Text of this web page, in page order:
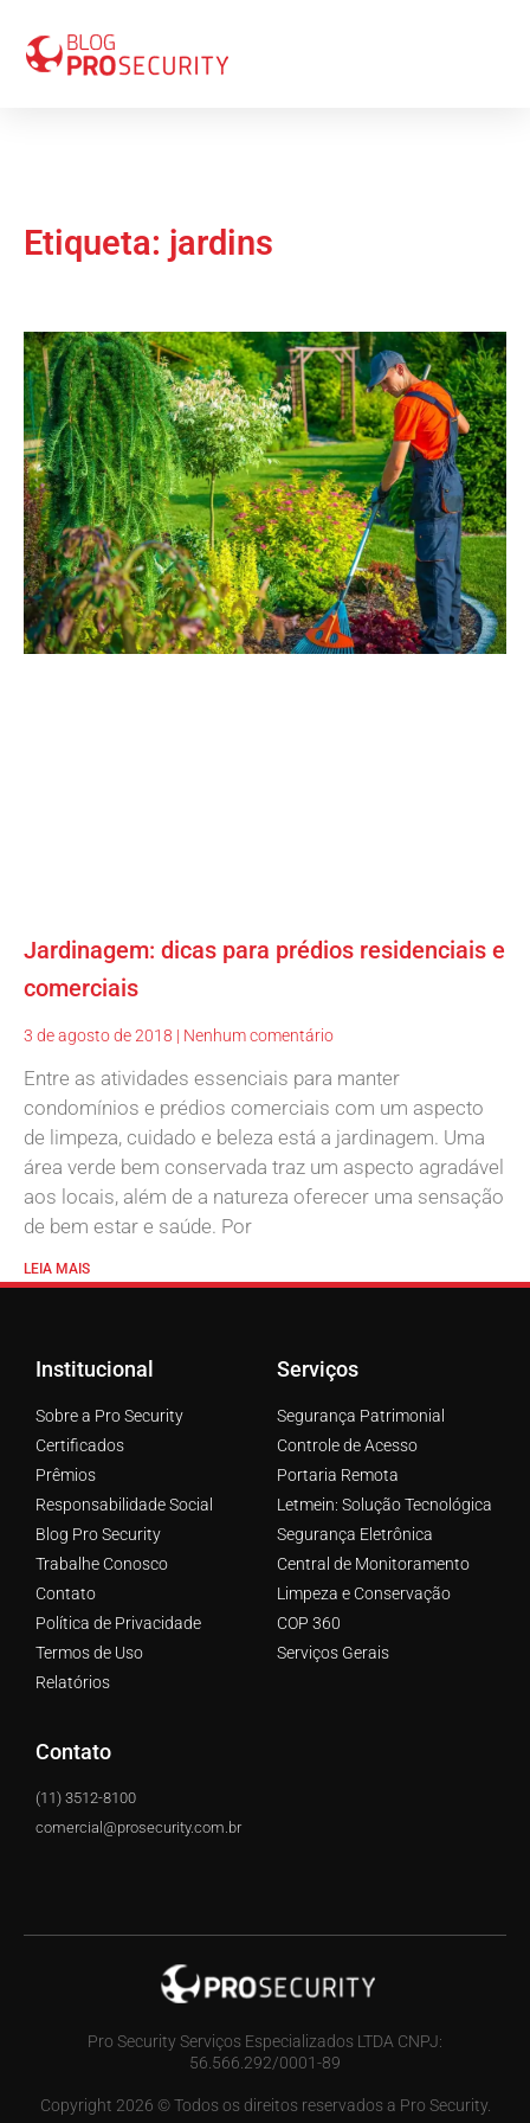
Etiqueta: jardins
Jardinagem: dicas para prédios residenciais e
comerciais
3 de agosto de 2018 Nenhum comentário
Entre as atividades essenciais para manter
condomínios e prédios comerciais com um aspecto
de limpeza, cuidado e beleza está a jardinagem. Uma
área verde bem conservada traz um aspecto agradável
aos locais, além de a natureza oferecer uma sensação
de bem estar e saúde. Por
LEIA MAIS
Institucional
Sobre a Pro Security
Certificados
Prêmios
Responsabilidade Social
Blog Pro Security
Trabalhe Conosco
Contato
Política de Privacidade
Termos de Uso
Relatórios
Serviços
Segurança Patrimonial
Controle de Acesso
Portaria Remota
Letmein: Solução Tecnológica
Segurança Eletrônica
Central de Monitoramento
Limpeza e Conservação
COP 360
Serviços Gerais
Contato
(11) 3512-8100
comercial@prosecurity.com.br
Pro Security Serviços Especializados LTDA CNPJ:
56.566.292/0001-89
Copyright 2026 © Todos os direitos reservados a Pro Security.